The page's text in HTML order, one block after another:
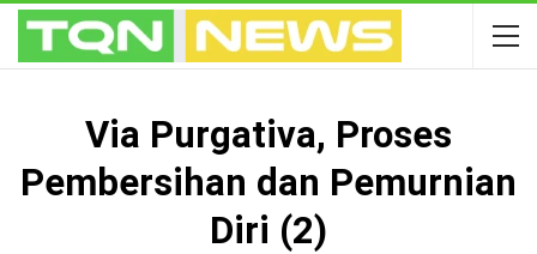
Via Purgativa, Proses
Pembersihan dan Pemurnian
Diri (2)